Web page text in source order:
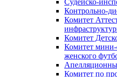
Судейско-
Контрольно-
Комитет
Комитет
Комитет
женского
Комитет по